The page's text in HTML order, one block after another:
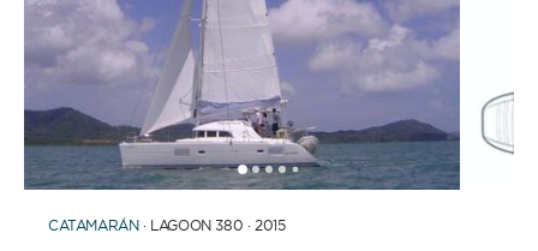
12345 678
CATAMARÁN · LAGOON 380 · 2015